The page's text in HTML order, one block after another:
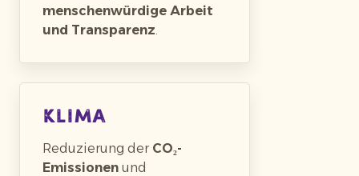
menschenwürdige Arbeit
und Transparenz
Klima
Reduzierung der CO₂-
Emissionen und